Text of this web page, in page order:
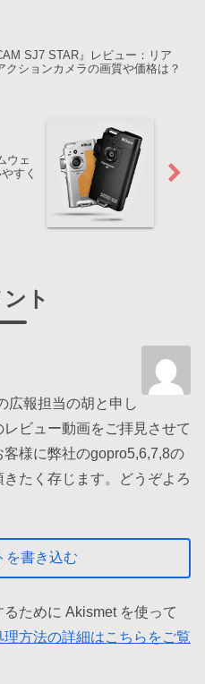
SJ7 STAR』レビュー：リア
クションカメラの画質や価格は？
ウェ
すく
ト
広報担当の胡と申し
ビュー動画をご拝見させて
様に弊社のgopro5,6,7,8の
たく存じます。どうぞよろ
を書き込む
ために Akismet を使って
方法の詳細はこちらをご覧